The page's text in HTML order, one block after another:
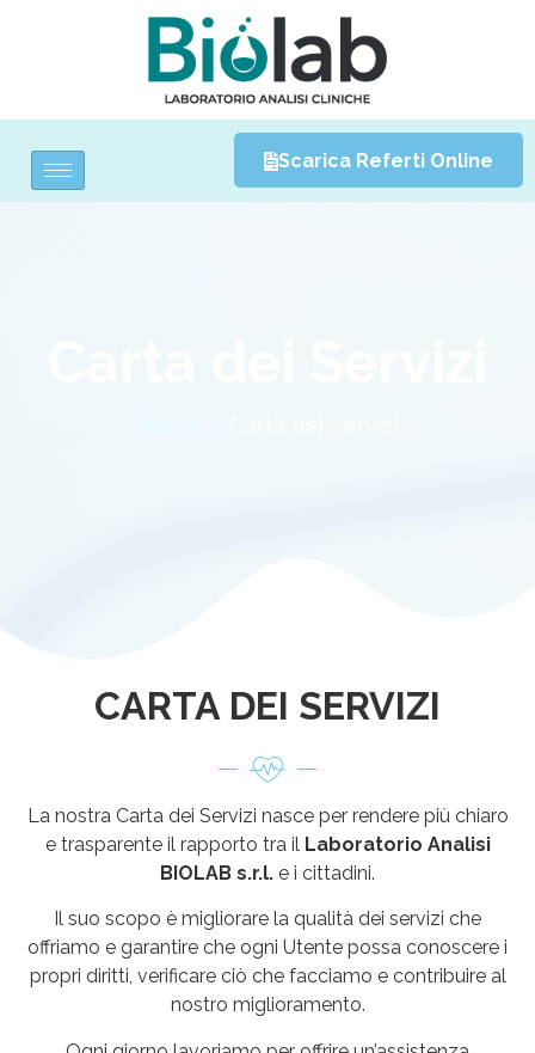
Scarica Referti Online
CARTA DEI SERVIZI
La nostra Carta dei Servizi nasce per rendere più chiaro
e trasparente il rapporto tra il Laboratorio Analisi
BIOLAB s.r.l. e i cittadini.
Il suo scopo è migliorare la qualità dei servizi che
offriamo e garantire che ogni Utente possa conoscere i
propri diritti, verificare ciò che facciamo e contribuire al
nostro miglioramento.